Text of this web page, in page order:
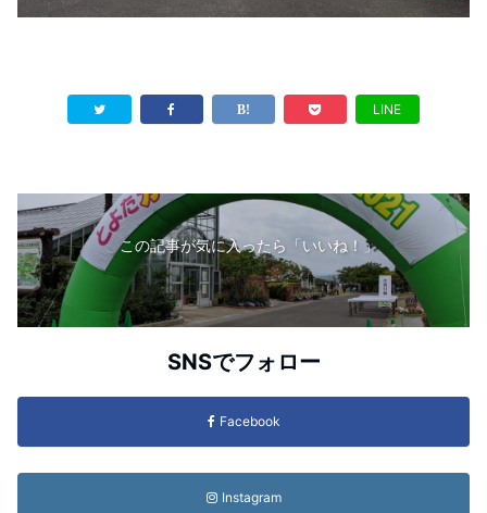
LINE
この記事が気に入ったら「いいね！」
SNSでフォロー
Facebook
Instagram